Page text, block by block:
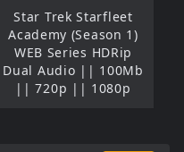
Star Trek Starfleet
Academy (Season 1)
WEB Series HDRip
Dual Audio || 100Mb
|| 720p || 1080p